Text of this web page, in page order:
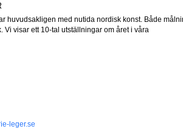
huvudsakligen med nutida nordisk konst. Både
Vi visar ett 10-tal utställningar om året i våra
leger.se